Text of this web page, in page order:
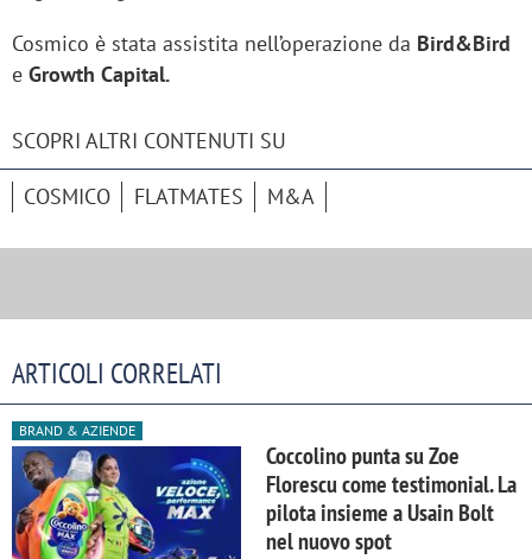
Cosmico è stata assistita nell’operazione da Bird&Bird
e Growth Capital.
SCOPRI ALTRI CONTENUTI SU
COSMICO FLATMATES M&A
ARTICOLI CORRELATI
BRAND & AZIENDE
Coccolino punta su Zoe
Florescu come testimonial. La
pilota insieme a Usain Bolt
nel nuovo spot